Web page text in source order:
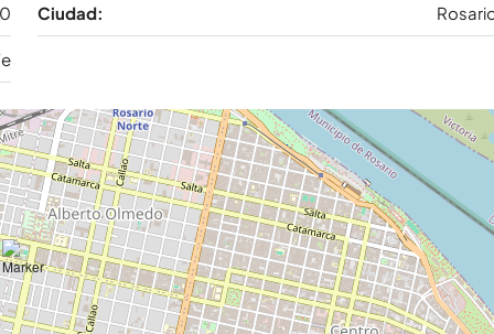
Ciudad: